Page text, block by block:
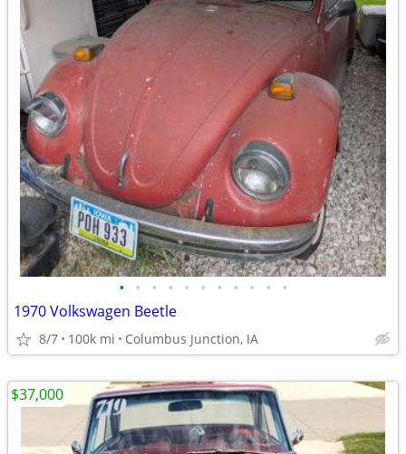
• • • • • • • • • • •
1970 Volkswagen Beetle
8/7 100k mi Columbus Junction, IA
$37,000